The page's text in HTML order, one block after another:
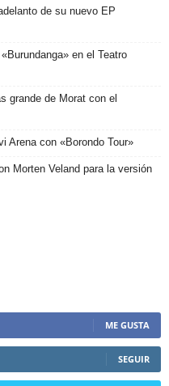
de su nuevo EP
en el Teatro
grande de Morat con el
Arena con «Borondo Tour»
Morten Veland para la versión
ME GUSTA
SEGUIR